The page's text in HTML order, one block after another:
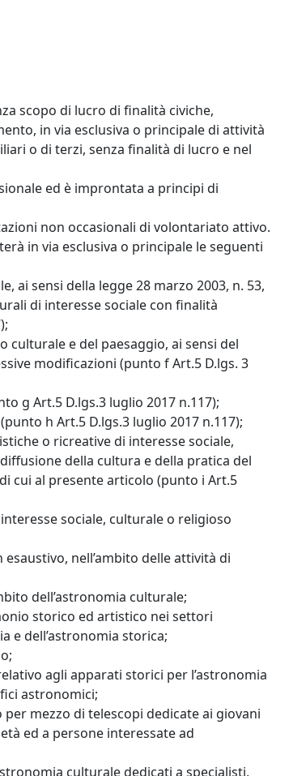
scopo di lucro di finalità civiche,
in via esclusiva o principale di attività
o di terzi, senza finalità di lucro e nel
ed è improntata a principi di
non occasionali di volontariato attivo.
in via esclusiva o principale le seguenti
ai sensi della legge 28 marzo 2003, n. 53,
di interesse sociale con finalità
e del paesaggio, ai sensi del
modificazioni (punto f Art.5 D.lgs. 3
g Art.5 D.lgs.3 luglio 2017 n.117);
h Art.5 D.lgs.3 luglio 2017 n.117);
o ricreative di interesse sociale,
della cultura e della pratica del
cui al presente articolo (punto i Art.5
sociale, culturale o religioso
nell’ambito delle attività di
dell’astronomia culturale;
storico ed artistico nei settori
e dell’astronomia storica;
agli apparati storici per l’astronomia
astronomici;
mezzo di telescopi dedicate ai giovani
ed a persone interessate ad
culturale dedicati a specialisti,